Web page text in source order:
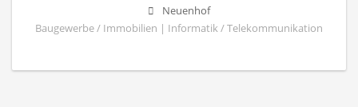
Neuenhof
Baugewerbe / Immobilien | Informatik / Telekommunikation